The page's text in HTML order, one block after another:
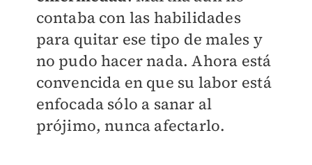
contaba con las habilidades
para quitar ese tipo de males y
no pudo hacer nada. Ahora está
convencida en que su labor está
enfocada sólo a sanar al
prójimo, nunca afectarlo.